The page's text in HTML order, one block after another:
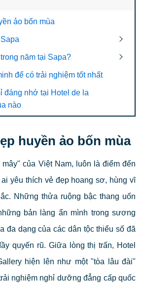
ảo bốn mùa
năm tại Sapa?
để có trải nghiệm tốt nhất
đáng nhớ tại Hotel de la
nào
huyền ảo bốn mùa
mây" của Việt Nam, luôn là điểm đến
yêu thích vẻ đẹp hoang sơ, hùng vĩ
Những thửa ruộng bậc thang uốn
bản làng ẩn mình trong sương
đa dạng của các dân tộc thiểu số đã
quyến rũ. Giữa lòng thị trấn, Hotel
hiện lên như một "tòa lâu đài"
nghiệm nghỉ dưỡng đẳng cấp quốc